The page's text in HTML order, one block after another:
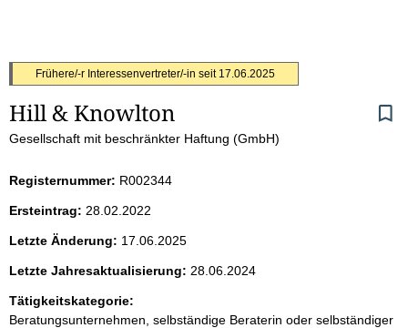
S
e
t
e
n
i
Frühere/-r Interessenvertreter/-in seit 17.06.2025
Hill & Knowlton
Gesellschaft mit beschränkter Haftung (GmbH)
Registernummer: R002344
Ersteintrag: 28.02.2022
Letzte Änderung: 17.06.2025
Letzte Jahresaktualisierung: 28.06.2024
Tätigkeitskategorie:
Beratungsunternehmen, selbständige Beraterin oder selbständiger